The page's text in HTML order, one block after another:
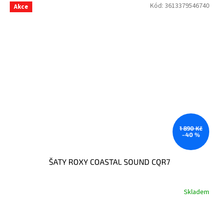
Akce
1 890 Kč
–40 %
ŠATY ROXY COASTAL SOUND CQR7
Skladem
Kód: 3613379546740